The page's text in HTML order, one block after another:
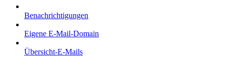
Benachrichtigungen
Eigene E-Mail-Domain
Übersicht-E-Mails